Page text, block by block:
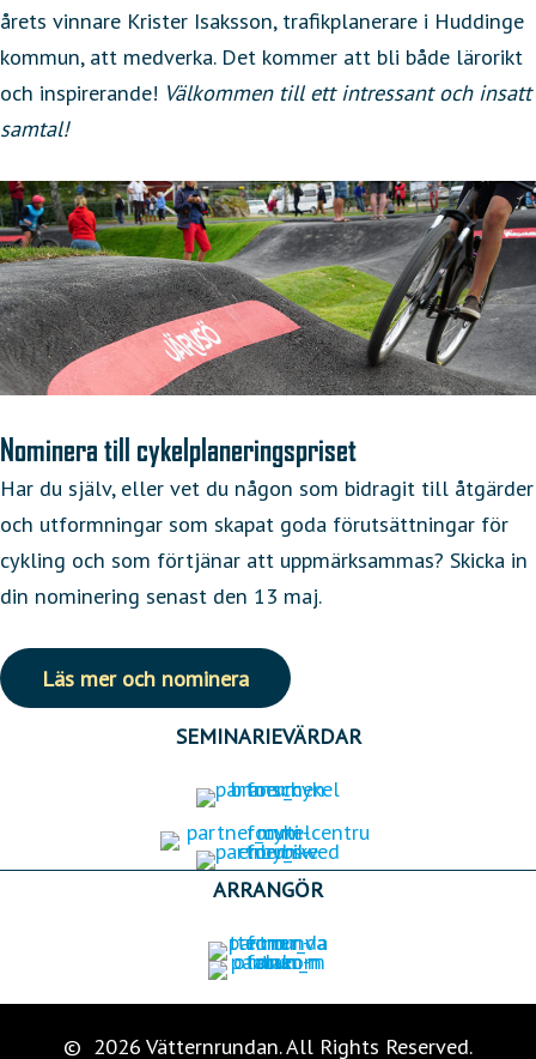
årets vinnare Krister Isaksson, trafikplanerare i Huddinge
kommun, att medverka. Det kommer att bli både lärorikt
och inspirerande! Välkommen till ett intressant och insatt
samtal!
Nominera till cykelplaneringspriset
Har du själv, eller vet du någon som bidragit till åtgärder
och utformningar som skapat goda förutsättningar för
cykling och som förtjänar att uppmärksammas? Skicka in
din nominering senast den 13 maj.
Läs mer och nominera
SEMINARIEVÄRDAR
ARRANGÖR
© 2026 Vätternrundan. All Rights Reserved.